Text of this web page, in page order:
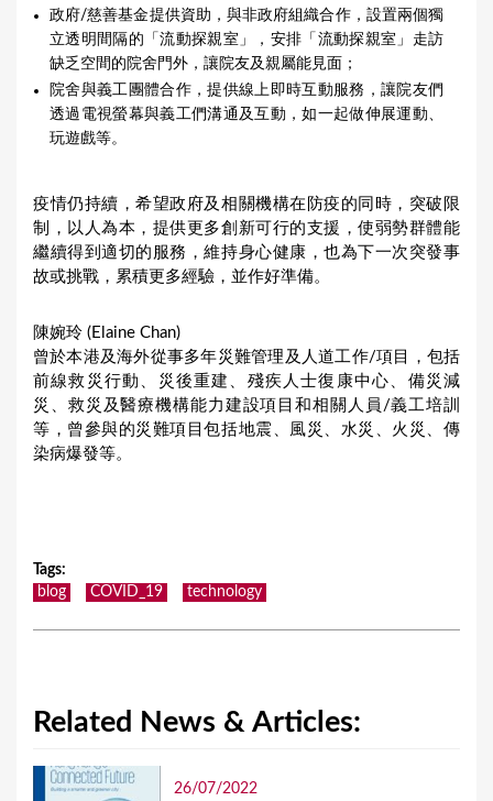
政府/慈善基金提供資助，與非政府組織合作，設置兩個獨
立透明間隔的「流動探親室」，安排「流動探親室」走訪
缺乏空間的院舍門外，讓院友及親屬能見面；
院舍與義工團體合作，提供線上即時互動服務，讓院友們
透過電視螢幕與義工們溝通及互動，如一起做伸展運動、
玩遊戲等。
疫情仍持續，希望政府及相關機構在防疫的同時，突破限
制，以人為本，提供更多創新可行的支援，使弱勢群體能
繼續得到適切的服務，維持身心健康，也為下一次突發事
故或挑戰，累積更多經驗，並作好準備。
陳婉玲 (Elaine Chan)
曾於本港及海外從事多年災難管理及人道工作/項目，包括
前線救災行動、災後重建、殘疾人士復康中心、備災減
災、救災及醫療機構能力建設項目和相關人員/義工培訓
等，曾參與的災難項目包括地震、風災、水災、火災、傳
染病爆發等。
Tags:
blog
COVID_19 technology
Related News & Articles:
26/07/2022